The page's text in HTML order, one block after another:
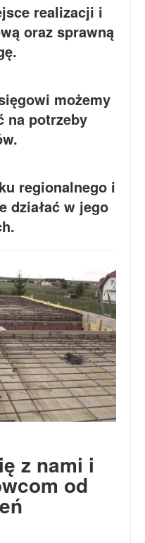
realizacji i
oraz sprawną
możemy
na potrzeby
regionalnego i
działać w jego
z nami i
od